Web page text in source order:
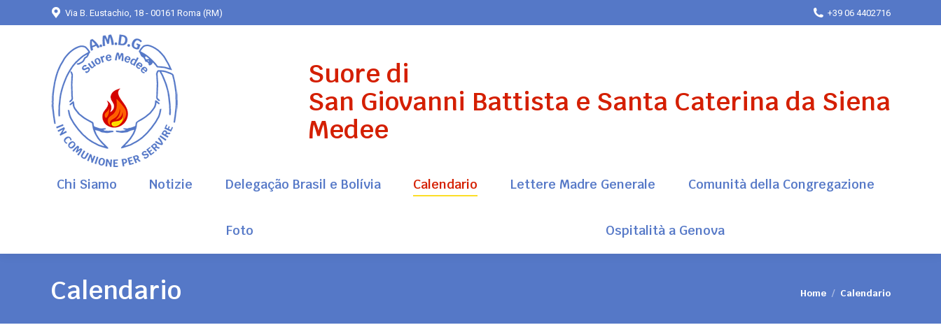
Via B. Eustachio, 18 - 00161 Roma (RM) +39 06 4402716
Suore di
San Giovanni Battista e Santa Caterina da Siena
Medee
Chi Siamo Notizie Delegação Brasil e Bolívia Calendario Lettere Madre Generale Comunità della Congregazione
Foto Ospitalità a Genova
Calendario Tu sei qui:
Home Calendario
Chi Siamo Notizie Delegação Brasil e Bolívia Calendario Lettere Madre Generale Comunità della Congregazione